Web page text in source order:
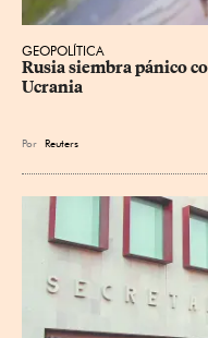
GEOPOLÍTICA
Rusia siembra pánico
Ucrania
Por Reuters